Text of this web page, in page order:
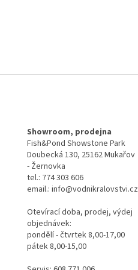
Showroom, prodejna
Fish&Pond Showstone Park
Doubecká 130, 25162 Mukařov
- Žernovka
tel.: 774 303 606
email.: info@vodnikralovstvi.cz
Otevírací doba, prodej, výdej
objednávek:
pondělí - čtvrtek 8,00-17,00
pátek 8,00-15,00